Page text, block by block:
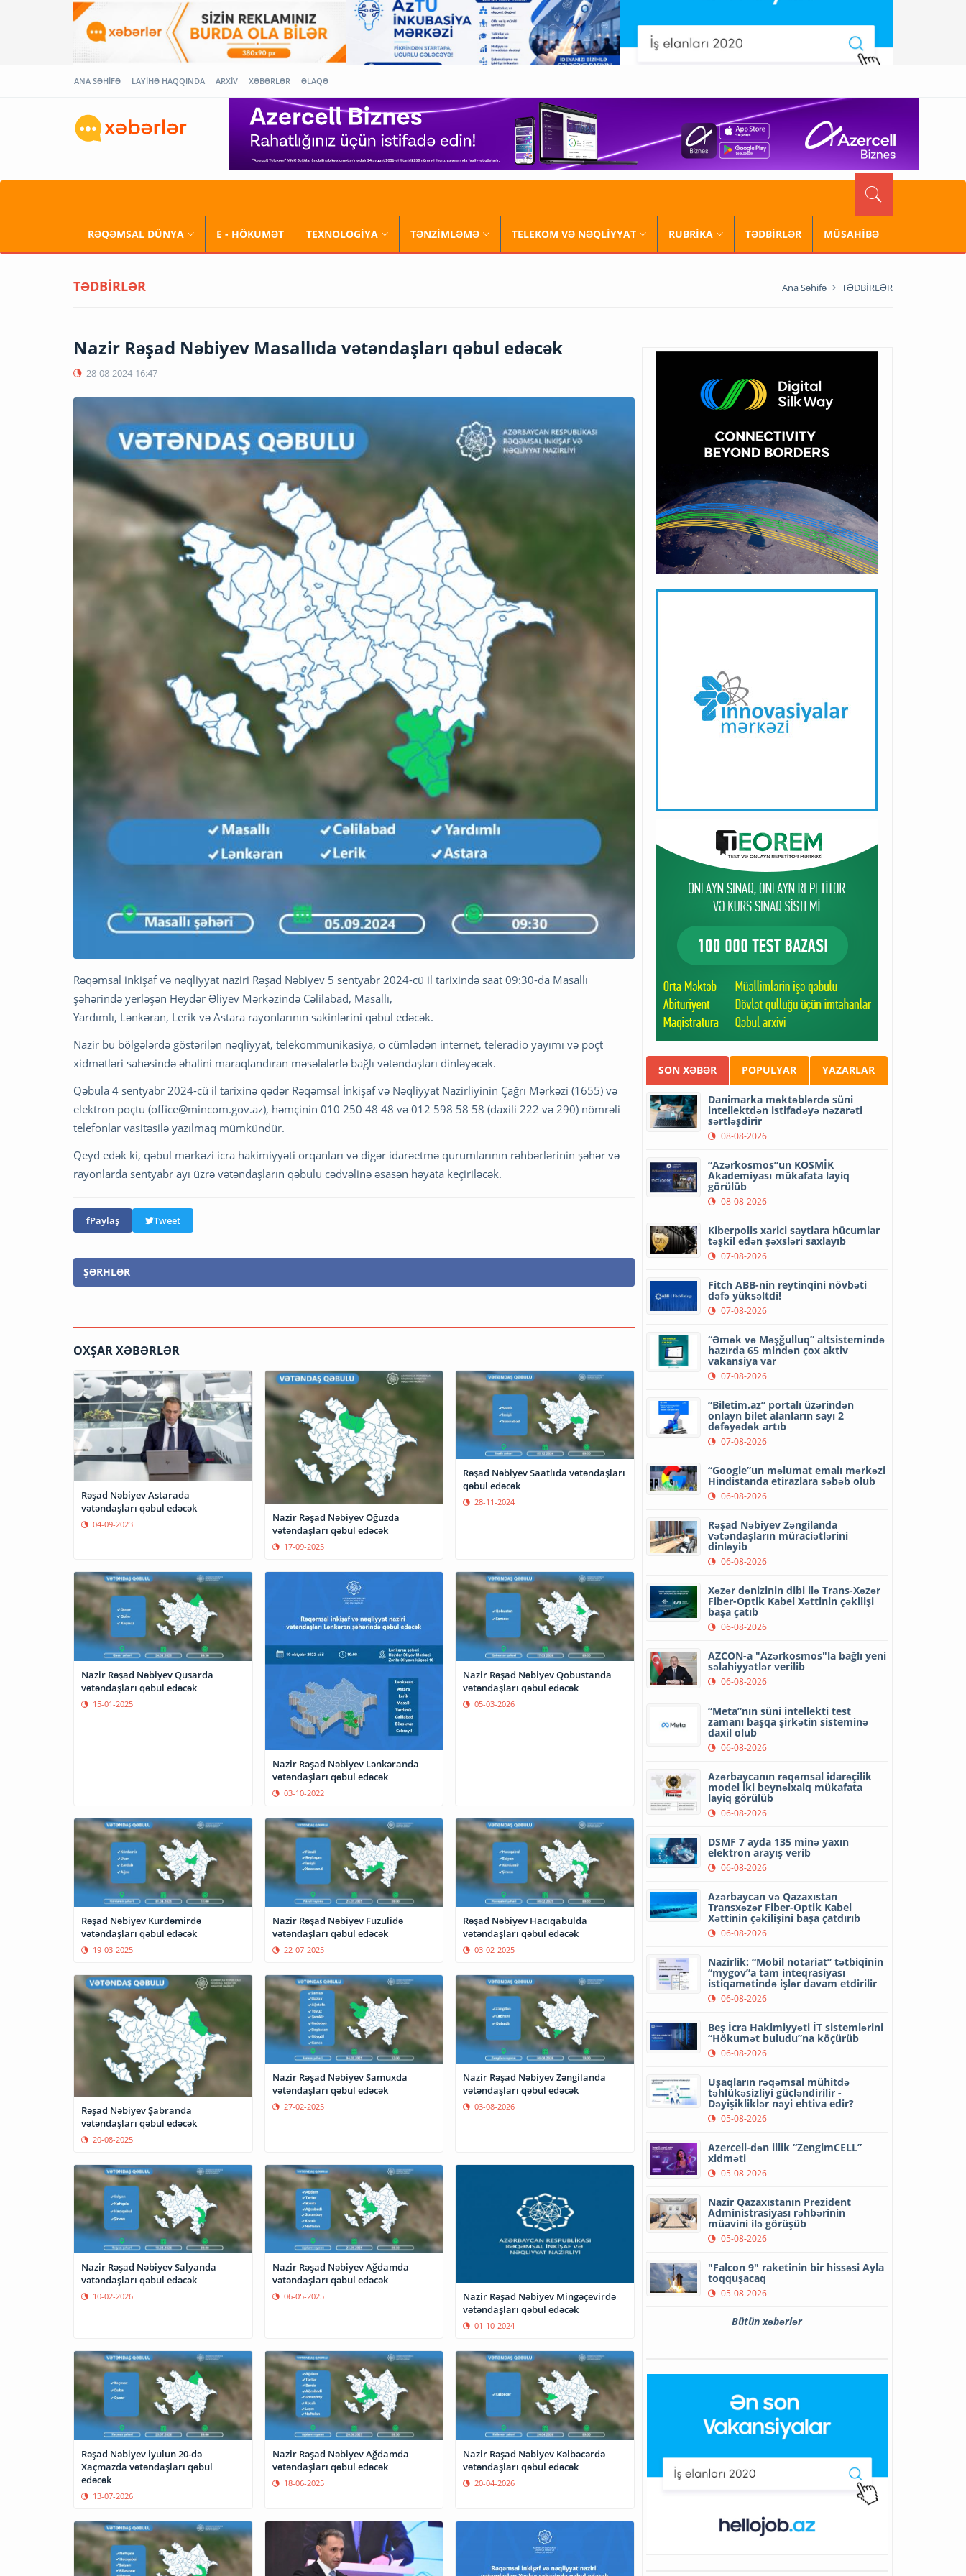
ANA SƏHİFƏ LAYİHƏ HAQQINDA ARXİV XƏBƏRLƏR ƏLAQƏ
RƏQƏMSAL DÜNYA E - HÖKUMƏT TEXNOLOGİYA TƏNZİMLƏMƏ TELEKOM VƏ NƏQLİYYAT RUBRİKA TƏDBİRLƏR MÜSAHİBƏ
TƏDBİRLƏR Ana Səhifə TƏDBİRLƏR
Nazir Rəşad Nəbiyev Masallıda vətəndaşları qəbul edəcək
28-08-2024 16:47
Rəqəmsal inkişaf və nəqliyyat naziri Rəşad Nəbiyev 5 sentyabr 2024-cü il tarixində saat 09:30-da Masallı
şəhərində yerləşən Heydər Əliyev Mərkəzində Cəlilabad, Masallı,
Yardımlı, Lənkəran, Lerik və Astara rayonlarının sakinlərini qəbul edəcək.
Nazir bu bölgələrdə göstərilən nəqliyyat, telekommunikasiya, o cümlədən internet, teleradio yayımı və poçt
xidmətləri sahəsində əhalini maraqlandıran məsələlərlə bağlı vətəndaşları dinləyəcək.
Qəbula 4 sentyabr 2024-cü il tarixinə qədər Rəqəmsal İnkişaf və Nəqliyyat Nazirliyinin Çağrı Mərkəzi (1655) və
elektron poçtu (office@mincom.gov.az), həmçinin 010 250 48 48 və 012 598 58 58 (daxili 222 və 290) nömrəli
telefonlar vasitəsilə yazılmaq mümkündür.
Qeyd edək ki, qəbul mərkəzi icra hakimiyyəti orqanları və digər idarəetmə qurumlarının rəhbərlərinin şəhər və
rayonlarda sentyabr ayı üzrə vətəndaşların qəbulu cədvəlinə əsasən həyata keçiriləcək.
Paylaş Tweet
ŞƏRHLƏR
OXŞAR XƏBƏRLƏR
Rəşad Nəbiyev Astarada
vətəndaşları qəbul edəcək
04-09-2023
Nazir Rəşad Nəbiyev Oğuzda
vətəndaşları qəbul edəcək
17-09-2025
Rəşad Nəbiyev Saatlıda vətəndaşları
qəbul edəcək
28-11-2024
Nazir Rəşad Nəbiyev Qusarda
vətəndaşları qəbul edəcək
15-01-2025
Nazir Rəşad Nəbiyev Lənkəranda
vətəndaşları qəbul edəcək
03-10-2022
Nazir Rəşad Nəbiyev Qobustanda
vətəndaşları qəbul edəcək
05-03-2026
Rəşad Nəbiyev Kürdəmirdə
vətəndaşları qəbul edəcək
19-03-2025
Nazir Rəşad Nəbiyev Füzulidə
vətəndaşları qəbul edəcək
22-07-2025
Rəşad Nəbiyev Hacıqabulda
vətəndaşları qəbul edəcək
03-02-2025
Rəşad Nəbiyev Şabranda
vətəndaşları qəbul edəcək
20-08-2025
Nazir Rəşad Nəbiyev Samuxda
vətəndaşları qəbul edəcək
27-02-2025
Nazir Rəşad Nəbiyev Zəngilanda
vətəndaşları qəbul edəcək
03-08-2026
Nazir Rəşad Nəbiyev Salyanda
vətəndaşları qəbul edəcək
10-02-2026
Nazir Rəşad Nəbiyev Ağdamda
vətəndaşları qəbul edəcək
06-05-2025
Nazir Rəşad Nəbiyev Mingəçevirdə
vətəndaşları qəbul edəcək
01-10-2024
Rəşad Nəbiyev iyulun 20-də
Xaçmazda vətəndaşları qəbul
edəcək
13-07-2026
Nazir Rəşad Nəbiyev Ağdamda
vətəndaşları qəbul edəcək
18-06-2025
Nazir Rəşad Nəbiyev Kəlbəcərdə
vətəndaşları qəbul edəcək
20-04-2026
SON XƏBƏR POPULYAR YAZARLAR
Danimarka məktəblərdə süni
intellektdən istifadəyə nəzarəti
sərtləşdirir
08-08-2026
“Azərkosmos”un KOSMİK
Akademiyası mükafata layiq
görülüb
08-08-2026
Kiberpolis xarici saytlara hücumlar
təşkil edən şəxsləri saxlayıb
07-08-2026
Fitch ABB-nin reytinqini növbəti
dəfə yüksəltdi!
07-08-2026
“Əmək və Məşğulluq” altsistemində
hazırda 65 mindən çox aktiv
vakansiya var
07-08-2026
“Biletim.az” portalı üzərindən
onlayn bilet alanların sayı 2
dəfəyədək artıb
07-08-2026
“Google”un məlumat emalı mərkəzi
Hindistanda etirazlara səbəb olub
06-08-2026
Rəşad Nəbiyev Zəngilanda
vətəndaşların müraciətlərini
dinləyib
06-08-2026
Xəzər dənizinin dibi ilə Trans-Xəzər
Fiber-Optik Kabel Xəttinin çəkilişi
başa çatıb
06-08-2026
AZCON-a "Azərkosmos"la bağlı yeni
səlahiyyətlər verilib
06-08-2026
“Meta”nın süni intellekti test
zamanı başqa şirkətin sisteminə
daxil olub
06-08-2026
Azərbaycanın rəqəmsal idarəçilik
model iki beynəlxalq mükafata
layiq görülüb
06-08-2026
DSMF 7 ayda 135 minə yaxın
elektron arayış verib
06-08-2026
Azərbaycan və Qazaxıstan
Transxəzər Fiber-Optik Kabel
Xəttinin çəkilişini başa çatdırıb
06-08-2026
Nazirlik: “Mobil notariat” tətbiqinin
“mygov”a tam inteqrasiyası
istiqamətində işlər davam etdirilir
06-08-2026
Beş İcra Hakimiyyəti İT sistemlərini
“Hökumət buludu”na köçürüb
06-08-2026
Uşaqların rəqəmsal mühitdə
təhlükəsizliyi gücləndirilir -
Dəyişikliklər nəyi ehtiva edir?
05-08-2026
Azercell-dən illik “ZengimCELL”
xidməti
05-08-2026
Nazir Qazaxıstanın Prezident
Administrasiyası rəhbərinin
müavini ilə görüşüb
05-08-2026
"Falcon 9" raketinin bir hissəsi Ayla
toqquşacaq
05-08-2026
Bütün xəbərlər